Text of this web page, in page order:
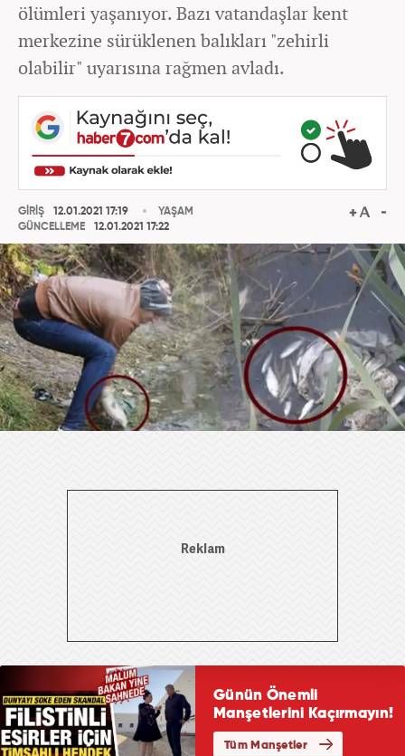
ölümleri yaşanıyor. Bazı vatandaşlar kent
merkezine sürüklenen balıkları "zehirli
olabilir" uyarısına rağmen avladı.
GİRİŞ
12.01.2021 17:19
GÜNCELLEME
12.01.2021 17:22
YAŞAM